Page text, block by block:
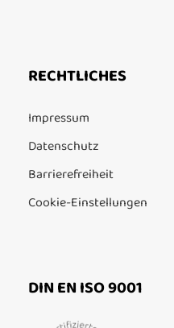
RECHTLICHES
Impressum
Datenschutz
Barrierefreiheit
Cookie-Einstellungen
DIN EN ISO 9001